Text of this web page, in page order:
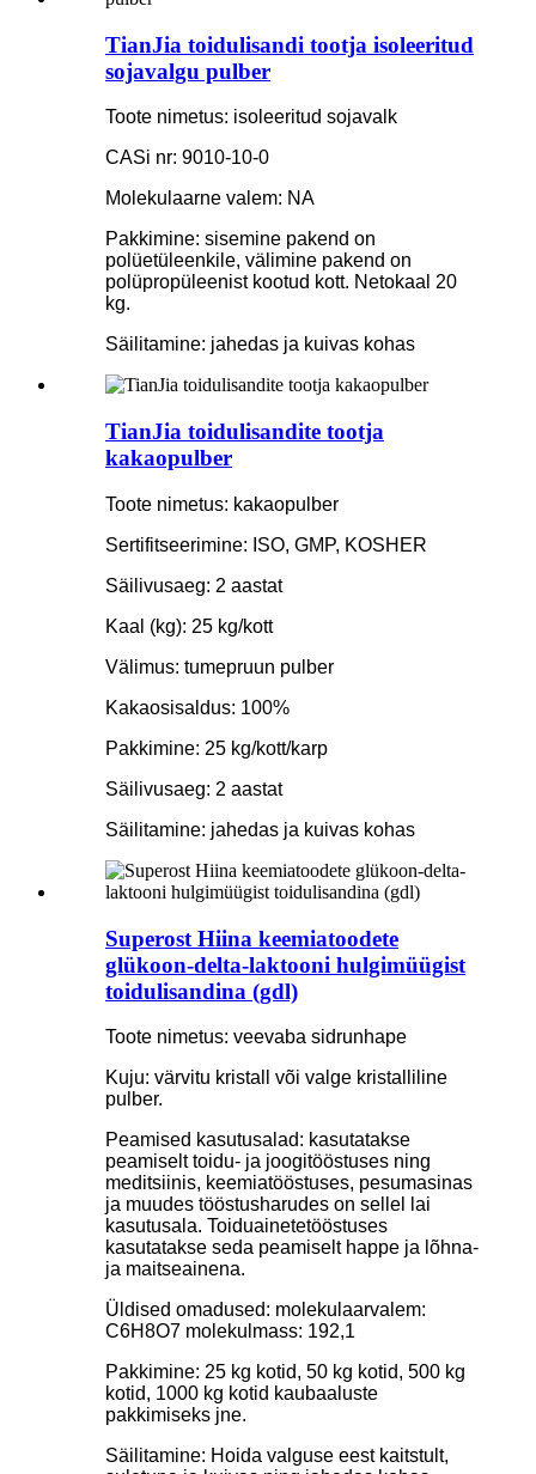
TianJia toidulisandi tootja isoleeritud
sojavalgu pulber
Toote nimetus: isoleeritud sojavalk
CASi nr: 9010-10-0
Molekulaarne valem: NA
Pakkimine: sisemine pakend on
polüetüleenkile, välimine pakend on
polüpropüleenist kootud kott. Netokaal 20
kg.
Säilitamine: jahedas ja kuivas kohas
TianJia toidulisandite tootja
kakaopulber
Toote nimetus: kakaopulber
Sertifitseerimine: ISO, GMP, KOSHER
Säilivusaeg: 2 aastat
Kaal (kg): 25 kg/kott
Välimus: tumepruun pulber
Kakaosisaldus: 100%
Pakkimine: 25 kg/kott/karp
Säilivusaeg: 2 aastat
Säilitamine: jahedas ja kuivas kohas
Superost Hiina keemiatoodete
glükoon-delta-laktooni hulgimüügist
toidulisandina (gdl)
Toote nimetus: veevaba sidrunhape
Kuju: värvitu kristall või valge kristalliline
pulber.
Peamised kasutusalad: kasutatakse
peamiselt toidu- ja joogitööstuses ning
meditsiinis, keemiatööstuses, pesumasinas
ja muudes tööstusharudes on sellel lai
kasutusala. Toiduainetetööstuses
kasutatakse seda peamiselt happe ja lõhna-
ja maitseainena.
Üldised omadused: molekulaarvalem:
C6H8O7 molekulmass: 192,1
Pakkimine: 25 kg kotid, 50 kg kotid, 500 kg
kotid, 1000 kg kotid kaubaaluste
pakkimiseks jne.
Säilitamine: Hoida valguse eest kaitstult,